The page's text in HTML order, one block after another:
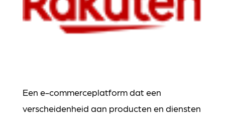
Een e-commerceplatform dat een
verscheidenheid aan producten en diensten